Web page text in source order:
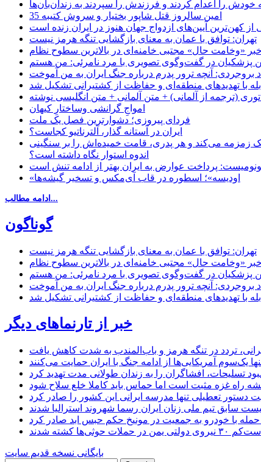
خودش را اعدام کردند و فرزندش را سپردند به زندان‌بان‌ها
35 امین سالروز قتل شاپور بختیار و سروش کتیبه
از کهن‌ترین آیین‌های ازدواج جهان هنوز در ایران زنده است
تهران: توافق با عمان به معنای بازگشایی تنگه هرمز نیست
خبر «وخامت حال» مجتبی خامنه‌ای در بالاترین سطوح نظام
بروجردی: آنچه ترور پدرم درباره جنگ ایران به من آموخت
با تهدیدهای منطقه‌ای و حفاظت از کشتیرانی تشکیل شد
(ترجمه از آلمانی) + متن آلمانی + متن انگلیسی نوشته
‌امواجِ گرانشی وساختارِ کیهان
فردای پیروزی؛ دشوارترین فصل یک ملت
ایران در آستانه گذار، آلترناتیو کجاست؟
زمزمه می‌کند و هر پدری، قامت خمیده‌اش را بر سنگینی
اندوه استوار نگاه داشته است؟
پرداخت عوارض به ایران بهتر از ادامه تنش است
«اودیسه»؛ اسطوره در قاب آی‌مکس و تسخیر گیشه‌ها
ادامه مطالب...
گوناگون
تهران: توافق با عمان به معنای بازگشایی تنگه هرمز نیست
خبر «وخامت حال» مجتبی خامنه‌ای در بالاترین سطوح نظام
بروجردی: آنچه ترور پدرم درباره جنگ ایران به من آموخت
با تهدیدهای منطقه‌ای و حفاظت از کشتیرانی تشکیل شد
خبر از تارنماهای دیگر
تردد در تنگه هرمز و باب‌المندب به شدت کاهش یافت
یک‌سوم آمریکایی‌ها از ادامه جنگ با ایران حمایت می‌کنند
تسلیحات، افشاگران را به زندان طولانی مدت تهدید کرد
راه غزه مثبت است اما حماس باید کاملا خلع سلاح شود
دستور تعطیلی تنها مدرسه ایرانی این کشور را صادر کرد
سابق تیم ملی زنان ایران رسما شهروند استرالیا شدند
حمله با خودرو به جمعیت در مونیخ حکم حبس ابد صادر کرد
دولتی یمن در حملات حوثی‌ها کشته شدند
بایگانی نسخه قدیم سایت